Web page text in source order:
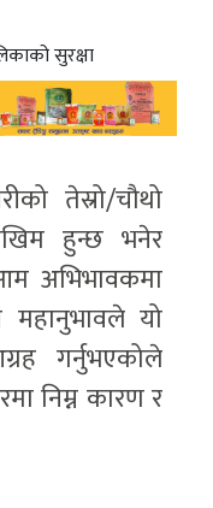
तेस्रो/चौथो
हुन्छ भनेर
अभिभावकमा
यो
गर्नुभएकोले
निम्न कारण र